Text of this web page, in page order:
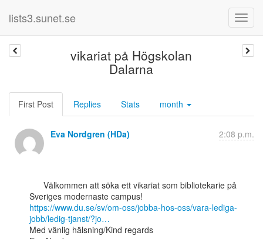
lists3.sunet.se
vikariat på Högskolan
Dalarna
First Post Replies Stats month
Eva Nordgren (HDa) 2:08 p.m.
https://www.du.se/sv/om-oss/jobba-hos-oss/vara-lediga-
jobb/ledig-tjanst/?jo…
Med vänlig hälsning/Kind regards